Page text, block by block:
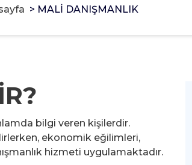
> MALİ DANIŞMANLIK
bilgi veren kişilerdir.
ekonomik eğilimleri,
hizmeti uygulamaktadır.